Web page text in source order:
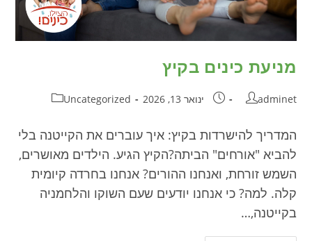
מניעת כינים בקיץ
adminet ינואר 13, 2026 Uncategorized
המדריך להישרדות בקיץ: איך עוברים את הקייטנה בלי
להביא "אורחים" הביתה?הקיץ הגיע. הילדים מאושרים,
השמש זורחת, ואנחנו ההורים? אנחנו בחרדה קיומית
קלה. למה? כי אנחנו יודעים שעם השוקו והלחמניה
בקייטנה,…